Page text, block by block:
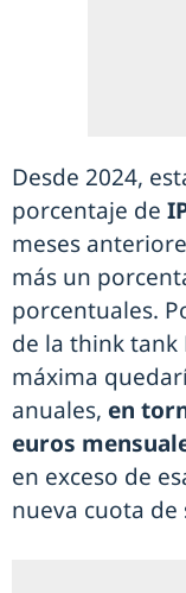
Desde 2024,
porcentaje de
meses
más un
porcentuales.
de la think tank
máxima
anuales, en
euros
en exceso de
nueva cuota de